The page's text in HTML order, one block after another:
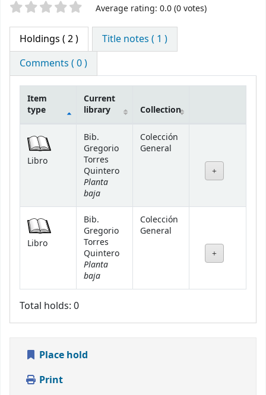
Star ratings Average rating: 0.0 (0 votes)
Holdings ( 2 )
Title notes ( 1 )
Comments ( 0 )
Item
type
Current
library
Collection
Libro
Bib.
Gregorio
Torres
Quintero
Planta
baja
Colección
General
Libro
Bib.
Gregorio
Torres
Quintero
Planta
baja
Colección
General
Total holds: 0
Place hold
Print